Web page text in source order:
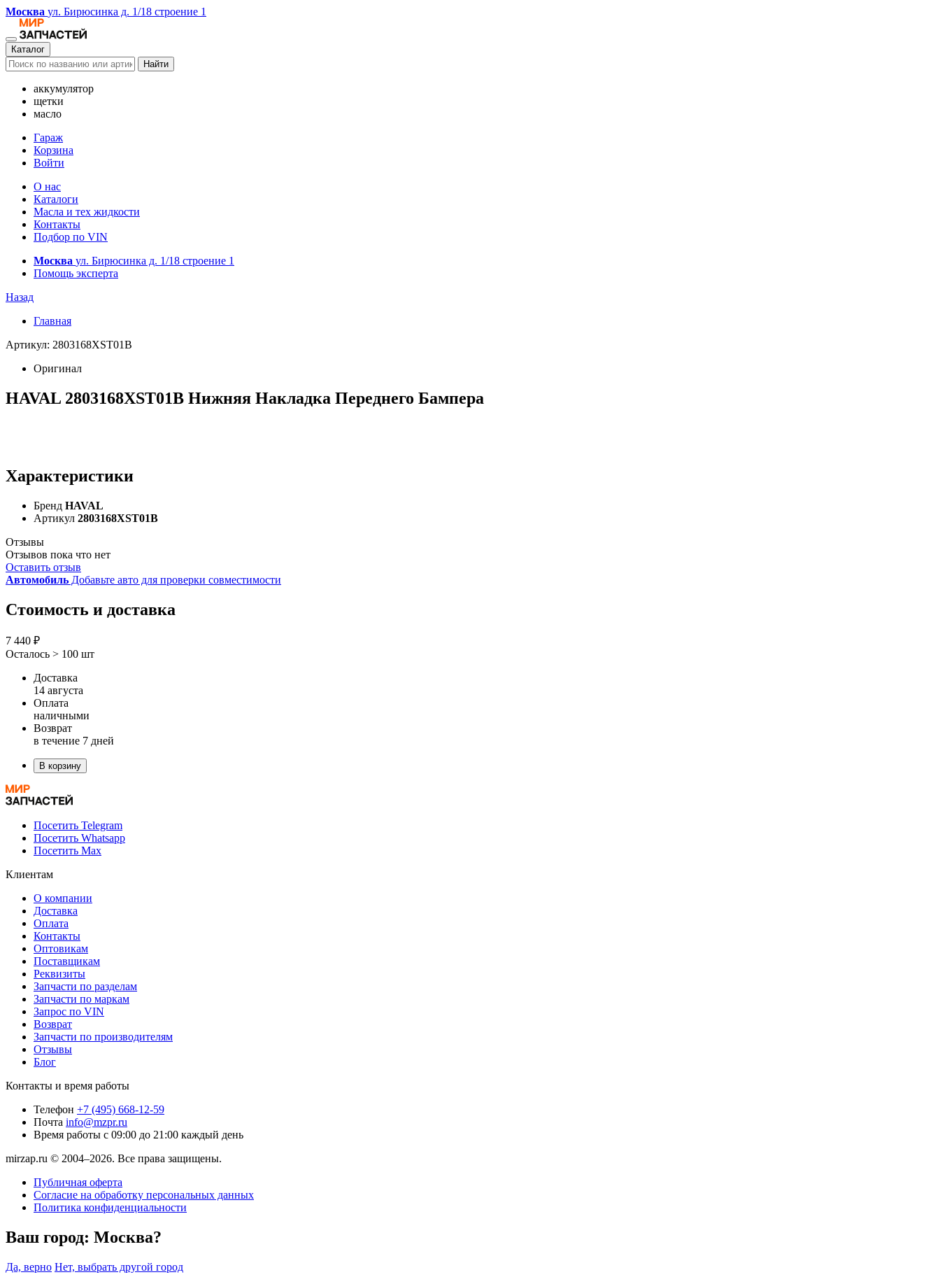
Москва ул. Бирюсинка д. 1/18 строение 1
Каталог
Найти
аккумулятор
щетки
масло
Гараж
Корзина
Войти
О нас
Каталоги
Масла и тех жидкости
Контакты
Подбор по VIN
Москва ул. Бирюсинка д. 1/18 строение 1
Помощь эксперта
Назад
Главная
Артикул: 2803168XST01B
Оригинал
HAVAL 2803168XST01B Нижняя Накладка Переднего Бампера
Характеристики
Бренд HAVAL
Артикул 2803168XST01B
Отзывы
Отзывов пока что нет
Оставить отзыв
Автомобиль Добавьте авто для проверки совместимости
Стоимость и доставка
7 440 ₽
Осталось > 100 шт
Доставка
14 августа
Оплата
наличными
Возврат
в течение 7 дней
В корзину
Посетить Telegram
Посетить Whatsapp
Посетить Max
Клиентам
О компании
Доставка
Оплата
Контакты
Оптовикам
Поставщикам
Реквизиты
Запчасти по разделам
Запчасти по маркам
Запрос по VIN
Возврат
Запчасти по производителям
Отзывы
Блог
Контакты и время работы
Телефон +7 (495) 668-12-59
Почта info@mzpr.ru
Время работы с 09:00 до 21:00 каждый день
mirzap.ru © 2004–2026. Все права защищены.
Публичная оферта
Согласие на обработку персональных данных
Политика конфиденциальности
Ваш город: Москва?
Да, верно Нет, выбрать другой город